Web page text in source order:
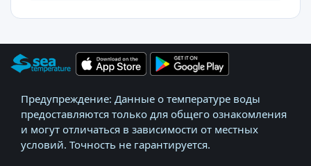
Предупреждение: Данные о температуре воды
предоставляются только для общего ознакомления
и могут отличаться в зависимости от местных
условий. Точность не гарантируется.